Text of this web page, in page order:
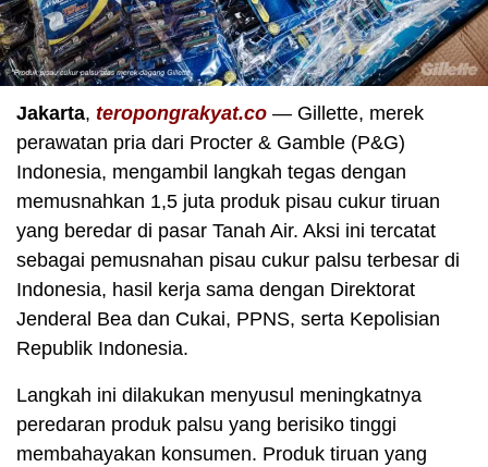
Jakarta, teropongrakyat.co — Gillette, merek
perawatan pria dari Procter & Gamble (P&G)
Indonesia, mengambil langkah tegas dengan
memusnahkan 1,5 juta produk pisau cukur tiruan
yang beredar di pasar Tanah Air. Aksi ini tercatat
sebagai pemusnahan pisau cukur palsu terbesar di
Indonesia, hasil kerja sama dengan Direktorat
Jenderal Bea dan Cukai, PPNS, serta Kepolisian
Republik Indonesia.
Langkah ini dilakukan menyusul meningkatnya
peredaran produk palsu yang berisiko tinggi
membahayakan konsumen. Produk tiruan yang